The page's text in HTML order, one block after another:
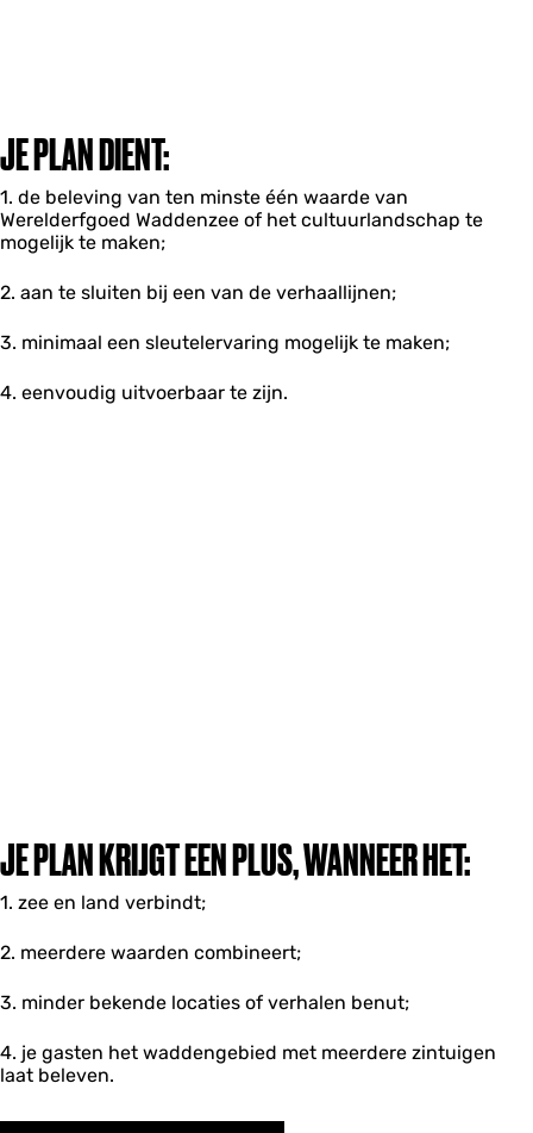
JE PLAN DIENT:
1. de beleving van ten minste één waarde van
Werelderfgoed Waddenzee of het cultuurlandschap te
mogelijk te maken;
2. aan te sluiten bij een van de verhaallijnen;
3. minimaal een sleutelervaring mogelijk te maken;
4. eenvoudig uitvoerbaar te zijn.
JE PLAN KRIJGT EEN PLUS, WANNEER HET:
1. zee en land verbindt;
2. meerdere waarden combineert;
3. minder bekende locaties of verhalen benut;
4. je gasten het waddengebied met meerdere zintuigen
laat beleven.